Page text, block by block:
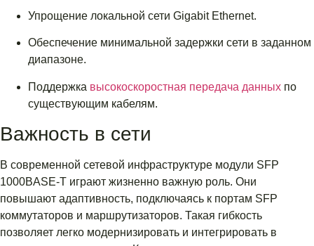
Упрощение локальной сети Gigabit Ethernet.
Обеспечение минимальной задержки сети в заданном
диапазоне.
Поддержка высокоскоростная передача данных по
существующим кабелям.
Важность в сети
В современной сетевой инфраструктуре модули SFP
1000BASE-T играют жизненно важную роль. Они
повышают адаптивность, подключаясь к портам SFP
коммутаторов и маршрутизаторов. Такая гибкость
позволяет легко модернизировать и интегрировать в